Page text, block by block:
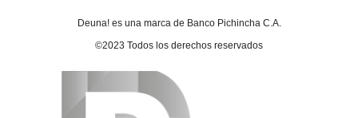
Deuna! es una marca de Banco Pichincha C.A.
©2023 Todos los derechos reservados